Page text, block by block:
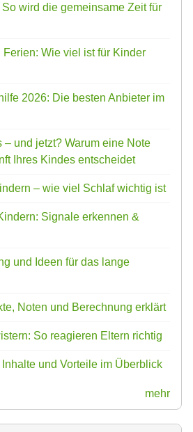
wird die gemeinsame Zeit für
Wie viel ist für Kinder
2026: Die besten Anbieter im
und jetzt? Warum eine Note
Ihres Kindes entscheidet
– wie viel Schlaf wichtig ist
Signale erkennen &
und Ideen für das lange
Noten und Berechnung erklärt
So reagieren Eltern richtig
und Vorteile im Überblick
mehr